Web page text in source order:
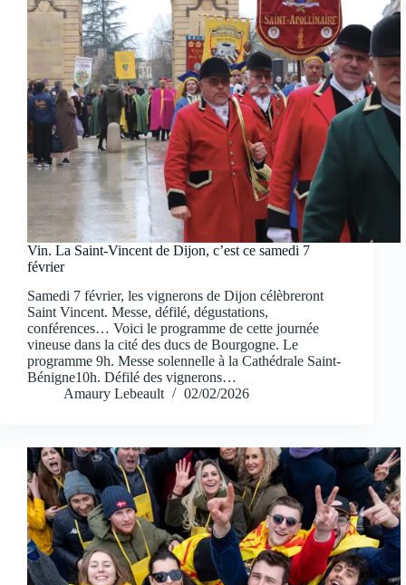
Vin. La Saint-Vincent de Dijon, c’est ce samedi 7
février
Samedi 7 février, les vignerons de Dijon célèbreront
Saint Vincent. Messe, défilé, dégustations,
conférences… Voici le programme de cette journée
vineuse dans la cité des ducs de Bourgogne. Le
programme 9h. Messe solennelle à la Cathédrale Saint-
Bénigne10h. Défilé des vignerons…
Amaury Lebeault
02/02/2026